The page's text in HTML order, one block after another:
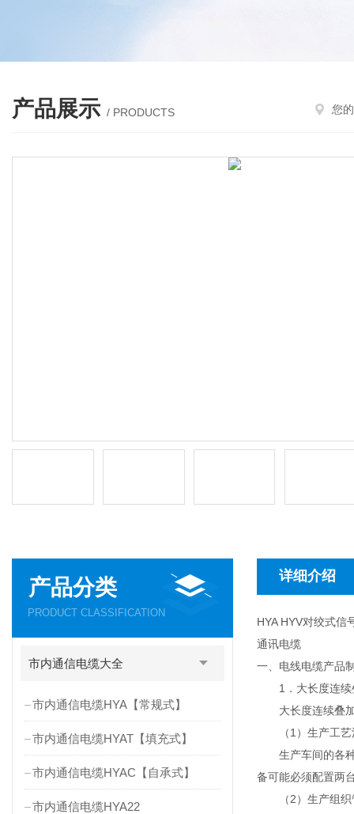
产品展示 / PRODUCTS 您
产品分类
PRODUCT CLASSIFICATION
市内通信电缆大全
市内通信电缆HYA【常规式】
市内通信电缆HYAT【填充式】
市内通信电缆HYAC【自承式】
市内通信电缆HYA22
详细介绍
HYA HYV对绞式信
通讯电缆
一、电线电缆产品
1．大长度连续
大长度连续叠加
（1）生产工艺
生产车间的各种
备可能必须配置两
（2）生产组织